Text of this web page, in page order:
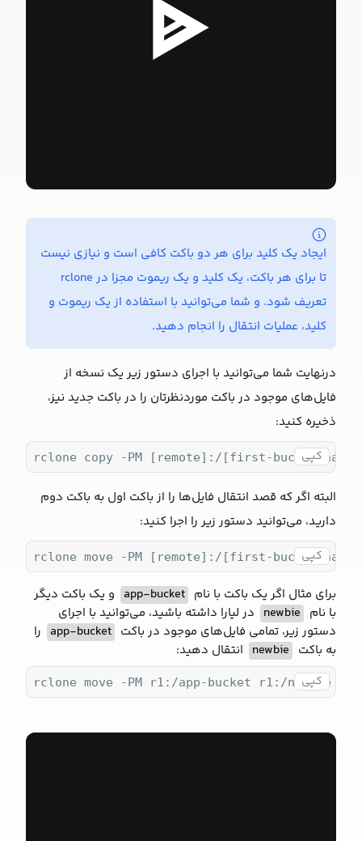
ایجاد یک کلید برای هر دو باکت کافی است و نیازی نیست
تا برای هر باکت، یک کلید و یک ریموت مجزا در rclone
تعریف شود. و شما می‌توانید با استفاده از یک ریموت و
کلید، عملیات انتقال را انجام دهید.
درنهایت شما می‌توانید با اجرای دستور زیر یک نسخه از
فایل‌های موجود در باکت موردنظرتان را در باکت جدید نیز،
ذخیره کنید:
کپیrclone copy -PM [remote]:/[first-bucket-
البته اگر که قصد انتقال فایل‌ها را از باکت اول به باکت دوم
دارید، می‌توانید دستور زیر را اجرا کنید:
کپیrclone move -PM [remote]:/[first-bucket-
برای مثال اگر یک باکت با نام app-bucket و یک باکت دیگر
با نام newbie در لیارا داشته باشید، می‌توانید با اجرای
دستور زیر، تمامی فایل‌های موجود در باکت app-bucket را
به باکت newbie انتقال دهید:
کپی
rclone move -PM r1:/app-bucket r1:/newbie